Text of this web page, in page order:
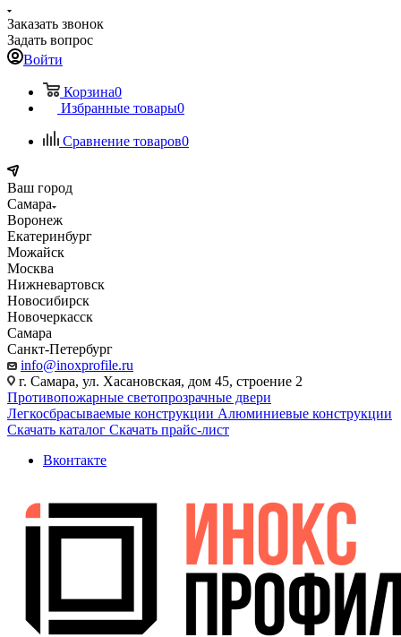
Заказать звонок
Задать вопрос
Войти
Корзина0
Избранные товары0
Сравнение товаров0
Ваш город
Самара
Воронеж
Екатеринбург
Можайск
Москва
Нижневартовск
Новосибирск
Новочеркасск
Самара
Санкт-Петербург
info@inoxprofile.ru
г. Самара, ул. Хасановская, дом 45, строение 2
Противопожарные светопрозрачные двери
Легкосбрасываемые конструкции Алюминиевые конструкции
Скачать каталог Скачать прайс-лист
Вконтакте